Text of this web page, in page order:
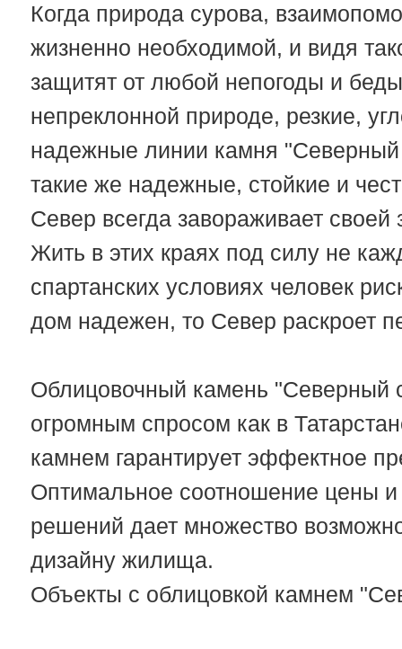
Когда природа сурова,
жизненно необходимой, и видя
защитят от любой непогоды и
непреклонной природе, резкие,
надежные линии камня
такие же надежные, стойкие и
Север всегда завораживает
Жить в этих краях под силу не
спартанских условиях человек
дом надежен, то Север раскроет
Облицовочный камень "Северный
огромным спросом как в
камнем гарантирует эффектное
Оптимальное соотношение цены и
решений дает множество
дизайну жилища.
Объекты с облицовкой камнем